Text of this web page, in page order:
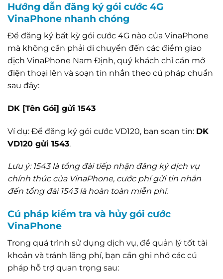
Hướng dẫn đăng ký gói cước 4G
VinaPhone nhanh chóng
Để đăng ký bất kỳ gói cước 4G nào của VinaPhone
mà không cần phải di chuyển đến các điểm giao
dịch VinaPhone Nam Định, quý khách chỉ cần mở
điện thoại lên và soạn tin nhắn theo cú pháp chuẩn
sau đây:
DK [Tên Gói] gửi 1543
Ví dụ: Để đăng ký gói cước VD120, bạn soạn tin: DK
VD120 gửi 1543.
Lưu ý: 1543 là tổng đài tiếp nhận đăng ký dịch vụ
chính thức của VinaPhone, cước phí gửi tin nhắn
đến tổng đài 1543 là hoàn toàn miễn phí.
Cú pháp kiểm tra và hủy gói cước
VinaPhone
Trong quá trình sử dụng dịch vụ, để quản lý tốt tài
khoản và tránh lãng phí, bạn cần ghi nhớ các cú
pháp hỗ trợ quan trọng sau: